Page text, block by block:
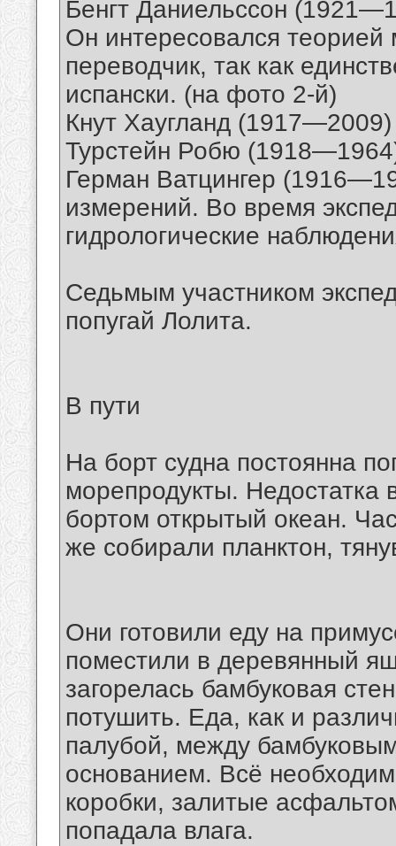
Бенгт Даниельссон
Он интересовался теорией
переводчик, так как
испански. (на фото 2-й)
Кнут Хаугланд
Турстейн Робю
Герман Ватцингер
измерений. Во время
гидрологические
Седьмым участником
попугай Лолита.
В пути
На борт судна постоянна
морепродукты. Недостатка
бортом открытый океан.
же собирали планктон,
Они готовили еду на
поместили в деревянный
загорелась бамбуковая
потушить. Еда, как и
палубой, между
основанием. Всё
коробки, залитые
попадала влага.